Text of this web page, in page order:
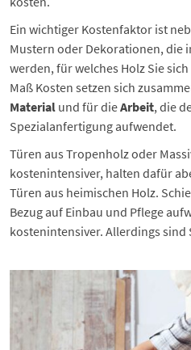
Ein wichtiger Kostenfaktor ist
Mustern oder Dekorationen, die
werden, für welches Holz Sie
Maß Kosten setzen sich
Material und für dieArbeit, die
Spezialanfertigung aufwendet.
Türen aus Tropenholz oder
kostenintensiver, halten dafür
Türen aus heimischen Holz.
Bezug auf Einbau und Pflege
kostenintensiver. Allerdings sind